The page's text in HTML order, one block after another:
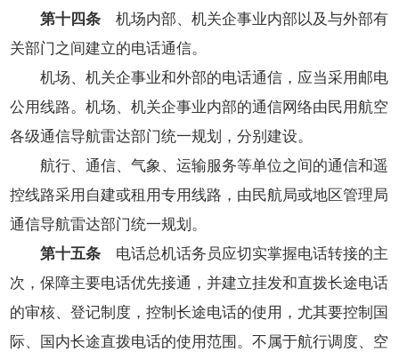
第十四条机场内部、机关企事业内部以及与外部有
关部门之间建立的电话通信。
机场、机关企事业和外部的电话通信，应当采用邮电
公用线路。机场、机关企事业内部的通信网络由民用航空
各级通信导航雷达部门统一规划，分别建设。
航行、通信、气象、运输服务等单位之间的通信和遥
控线路采用自建或租用专用线路，由民航局或地区管理局
通信导航雷达部门统一规划。
第十五条电话总机话务员应切实掌握电话转接的主
次，保障主要电话优先接通，并建立挂发和直拨长途电话
的审核、登记制度，控制长途电话的使用，尤其要控制国
际、国内长途直拨电话的使用范围。不属于航行调度、空